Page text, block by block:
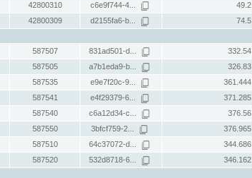
42800310 c6e9f744-4... 49.2
42800309 d2155fa6-b... 74.5
587507 831ad501-d... 332.54
587505 a7b1eda9-b... 326.83
587535 e9e7f20c-9... 361.444
587541 e4f29379-6... 371.285
587540 c6a12d34-c... 376.56
587550 3bfcf759-2... 376.965
587510 64c37072-d... 344.686
587520 532d8718-6... 346.162